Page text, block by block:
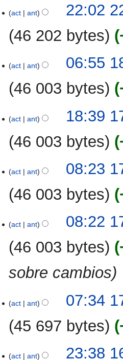
mar act ant
22:02
46 202 bytes
mar
2007
act ant
06:55
46 003 bytes
mar act ant
18:39
46 003 bytes
i
r
e
u
e
d
d
c
act ant
08:23
46 003 bytes
act ant
08:22
46 003 bytes
sobre cambios
act ant
07:34
45 697 bytes
act ant 23:38